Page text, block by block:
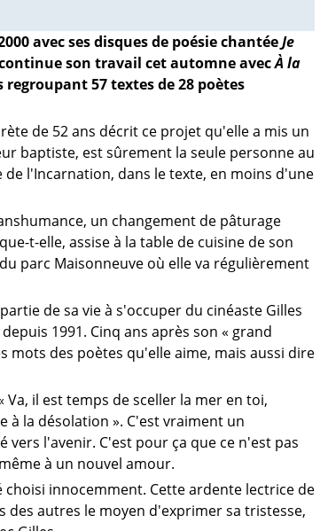
avec ses disques de poésie chantéeJe
son travail cet automne avecÀ la
57 textes de 28 poètes
de 52 ans décrit ce projet qu'elle a mis un
baptiste, est sûrement la seule personne au
l'Incarnation, dans le texte, en moins d'une
un changement de pâturage
t-elle, assise à la table de cuisine de son
parc Maisonneuve où elle va régulièrement
de sa vie à s'occuper du cinéaste Gilles
1991. Cinq ans après son « grand
mots des poètes qu'elle aime, mais aussi dire
Va, il est temps de sceller la mer en toi,
à la désolation ». C'est vraiment un
l'avenir. C'est pour ça que ce n'est pas
à un nouvel amour.
choisi innocemment. Cette ardente lectrice de
des autres le moyen d'exprimer sa tristesse,